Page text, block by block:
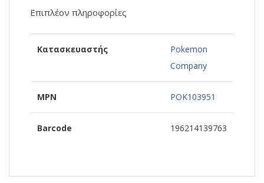
Επιπλέον πληροφορίες
Κατασκευαστής
Pokemon
Company
MPN POK103951
Barcode 196214139763